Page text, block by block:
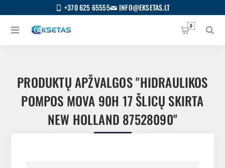
+370 625 65555 INFO@EKSETAS.LT
0
PRODUKTŲ APŽVALGOS HIDRAULIKOS
POMPOS MOVA 90H 17 ŠLICŲ SKIRTA
NEW HOLLAND 87528090